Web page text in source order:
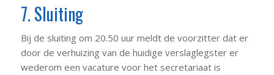
7. Sluiting
Bij de sluiting om 20.50 uur meldt de voorzitter dat er
door de verhuizing van de huidige verslaglegster er
wederom een vacature voor het secretariaat is